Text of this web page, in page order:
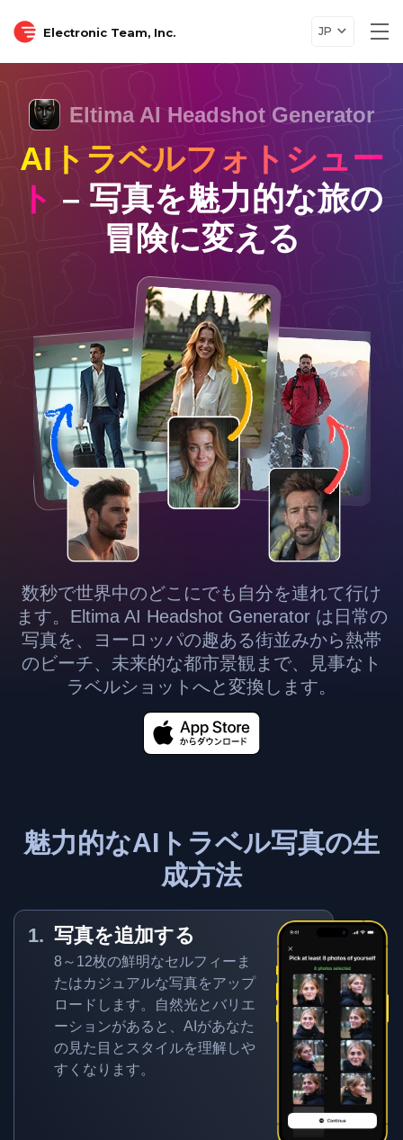
Electronic Team, Inc. JP
Eltima AI Headshot Generator
AIトラベルフォトシュー
ト – 写真を魅力的な旅の
冒険に変える
数秒で世界中のどこにでも自分を連れて行け
ます。Eltima AI Headshot Generator は日常の
写真を、ヨーロッパの趣ある街並みから熱帯
のビーチ、未来的な都市景観まで、見事なト
ラベルショットへと変換します。
魅力的なAIトラベル写真の生
成方法
写真を追加する
8～12枚の鮮明なセルフィーま
たはカジュアルな写真をアップ
ロードします。自然光とバリエ
ーションがあると、AIがあなた
の見た目とスタイルを理解しや
すくなります。